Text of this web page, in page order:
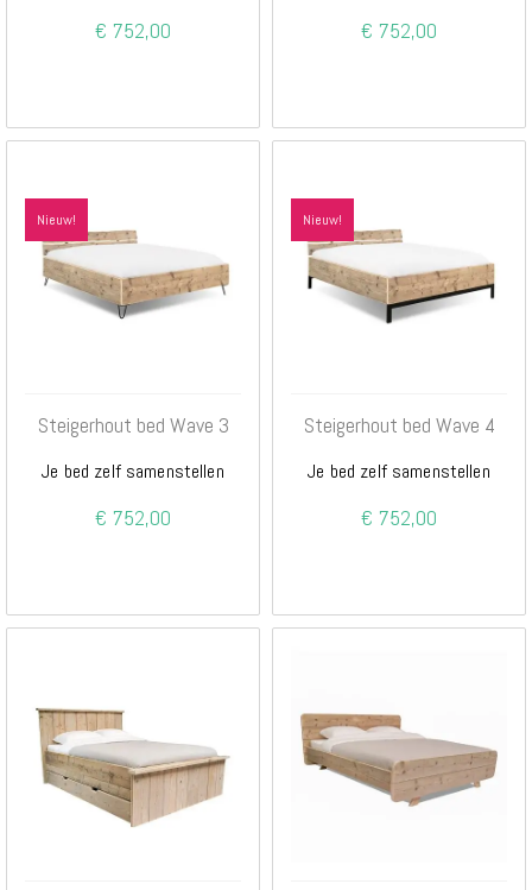
€ 752,00 € 752,00
Nieuw!
Steigerhout bed Wave 3
Je bed zelf samenstellen
€ 752,00
Nieuw!
Steigerhout bed Wave 4
Je bed zelf samenstellen
€ 752,00